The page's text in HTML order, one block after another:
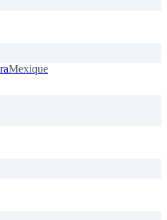
Mexique